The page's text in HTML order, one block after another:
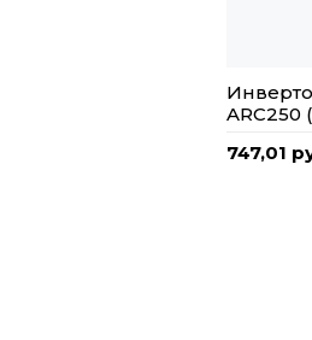
ARC250
747,01